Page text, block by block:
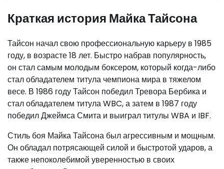
Краткая история Майка Тайсона
Тайсон начал свою профессиональную карьеру в 1985
году, в возрасте 18 лет. Быстро набрав популярность,
он стал самым молодым боксером, который когда-либо
стал обладателем титула чемпиона мира в тяжелом
весе. В 1986 году Тайсон победил Тревора Бербика и
стал обладателем титула WBC, а затем в 1987 году
победил Джеймса Смита и выиграл титулы WBA и IBF.
Стиль боя Майка Тайсона был агрессивным и мощным.
Он обладал потрясающей силой и быстротой ударов, а
также непоколебимой уверенностью в своих